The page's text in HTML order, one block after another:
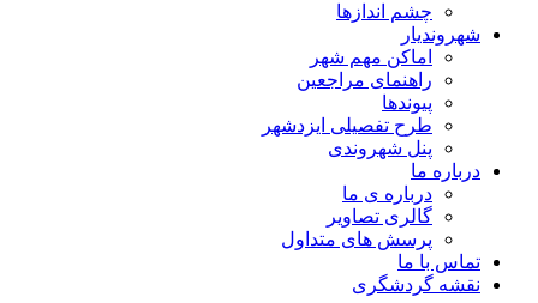
چشم اندازها
شهروندیار
اماکن مهم شهر
راهنمای مراجعین
پیوند‌ها
طرح تفصیلی ایزدشهر
پنل شهروندی
درباره ما
درباره ی ما
گالری تصاویر
پرسش های متداول
تماس با ما
نقشه گردشگری